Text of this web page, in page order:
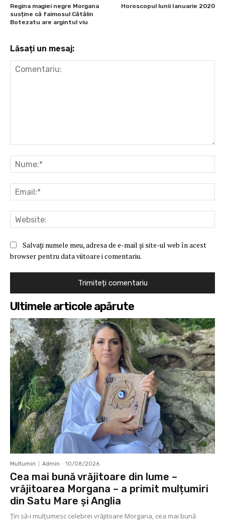
Regina magiei negre Morgana
susține că faimosul Cătălin
Botezatu are argintul viu
Horoscopul lunii Ianuarie 2020
Lăsați un mesaj:
Salvați numele meu, adresa de e-mail și site-ul web în acest
browser pentru data viitoare i comentariu.
Ultimele articole apărute
Multumiri Admin - 10/08/2026
Cea mai bună vrăjitoare din lume –
vrăjitoarea Morgana – a primit mulțumiri
din Satu Mare și Anglia
Ţin să-i mulţumesc celebrei vrăjitoare Morgana, cea mai bună